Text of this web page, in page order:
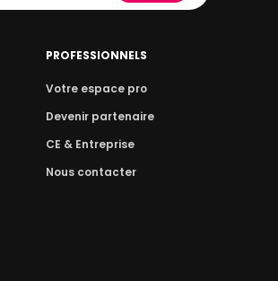
PROFESSIONNELS
Votre espace pro
Devenir partenaire
CE & Entreprise
Nous contacter